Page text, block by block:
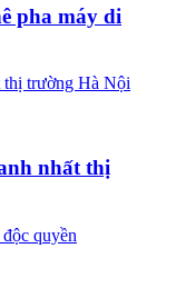
pha máy di
nhất thị